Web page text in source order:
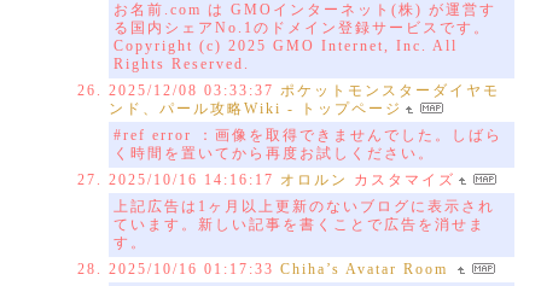
お名前.com は GMOインターネット(株) が運営す
る国内シェアNo.1のドメイン登録サービスです。
Copyright (c) 2025 GMO Internet, Inc. All
Rights Reserved.
2025/12/08 03:33:37 ポケットモンスターダイヤモ
ンド、パール攻略Wiki - トップページ
#ref error ：画像を取得できませんでした。しばら
く時間を置いてから再度お試しください。
2025/10/16 14:16:17 オロルン
カスタマイズ
上記広告は1ヶ月以上更新のないブログに表示され
ています。新しい記事を書くことで広告を消せま
す。
2025/10/16 01:17:33 Chiha’s Avatar Room